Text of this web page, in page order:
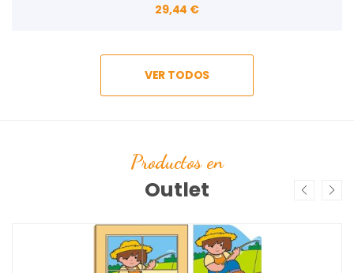
29,44 €
VER TODOS
Productos en
Outlet